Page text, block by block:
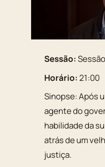
Sessão:
Horário: 21:00
Sinopse: Após
agente do
habilidade da
atrás de um
justiça.